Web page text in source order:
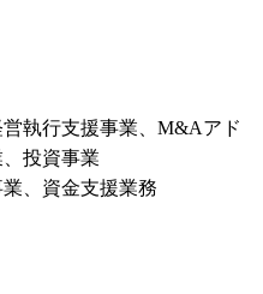
執行支援事業、M&Aアド
投資事業
、資金支援業務